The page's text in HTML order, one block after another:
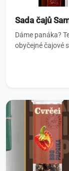
Sada čajů
Dáme panáka?
obyčejné čajové